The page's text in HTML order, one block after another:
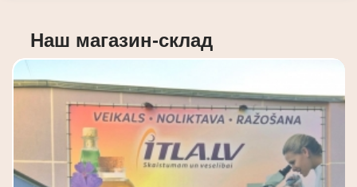
Наш магазин-склад